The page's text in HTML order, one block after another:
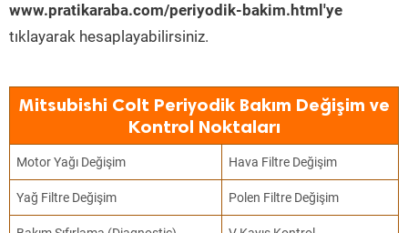
www.pratikaraba.com/periyodik-bakim.html'ye
tıklayarak hesaplayabilirsiniz.
Mitsubishi Colt Periyodik Bakım Değişim ve
Kontrol Noktaları
Motor Yağı Değişim Hava Filtre Değişim
Yağ Filtre Değişim Polen Filtre Değişim